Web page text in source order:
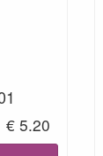
€ 5.20